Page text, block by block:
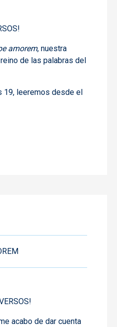
amorem, nuestra
de las palabras del
19, leeremos desde el
acabo de dar cuenta